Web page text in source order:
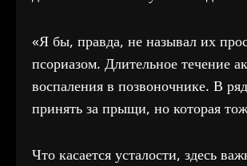
«Я бы, правда, не называл их
псориазом. Длительное течение
воспаления в позвоночнике. В
принять за прыщи, но которая
Что касается усталости, здесь